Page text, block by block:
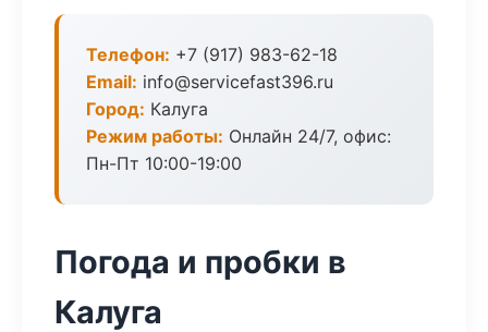
Телефон: +7 (917) 983-62-18
Email: info@servicefast396.ru
Город: Калуга
Режим работы: Онлайн 24/7, офис:
Пн-Пт 10:00-19:00
Погода и пробки в
Калуга